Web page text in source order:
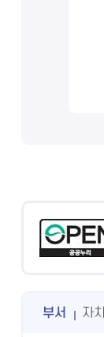
부서 자